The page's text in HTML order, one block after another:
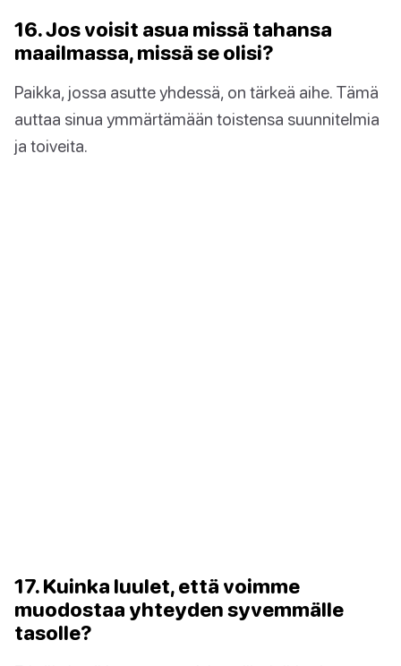
16. Jos voisit asua missä tahansa
maailmassa, missä se olisi?
Paikka, jossa asutte yhdessä, on tärkeä aihe. Tämä
auttaa sinua ymmärtämään toistensa suunnitelmia
ja toiveita.
17. Kuinka luulet, että voimme
muodostaa yhteyden syvemmälle
tasolle?